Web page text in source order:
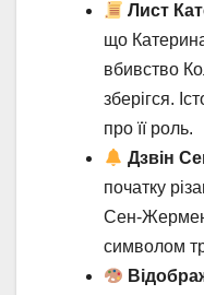
Лист
що
вбивство
зберігся.
про її роль.
Дзвін
початку
Сен-
символом